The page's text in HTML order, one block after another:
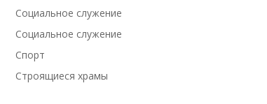
Социальное служение
Социальное служение
Спорт
Строящиеся храмы